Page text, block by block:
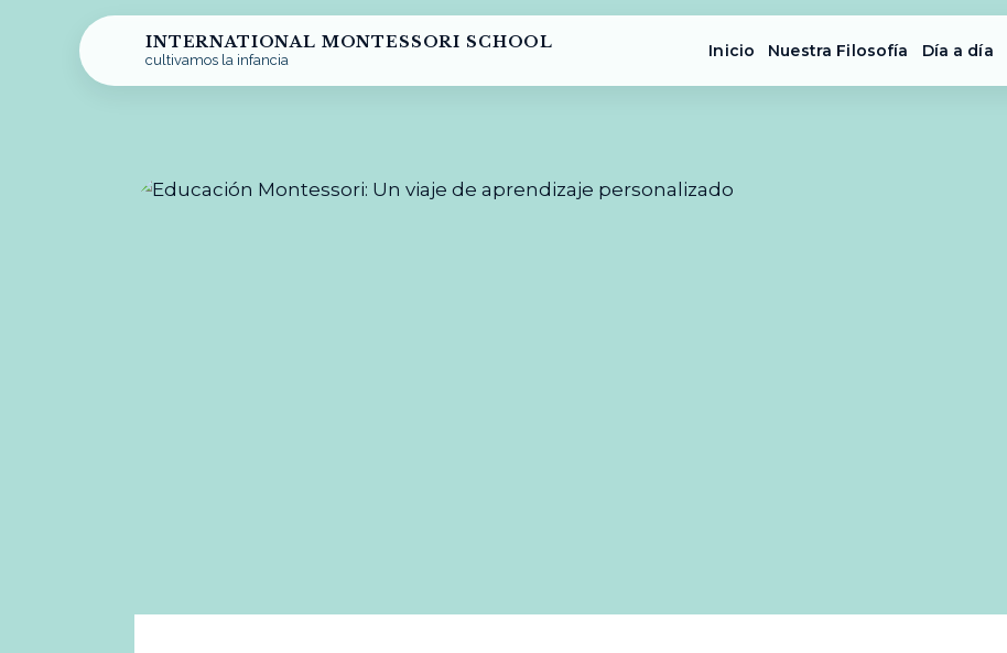
INTERNATIONAL MONTESSORI SCHOOL
cultivamos la infancia Inicio Nuestra Filosofía Día a día